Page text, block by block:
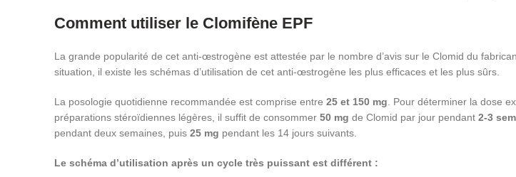
Comment utiliser le Clomifène EPF
La grande popularité de cet anti-œstrogène est attestée par le nombre d’avis sur le Clomid du
situation, il existe les schémas d’utilisation de cet anti-œstrogène les plus efficaces et les plus sûrs.
La posologie quotidienne recommandée est comprise entre 25 et 150 mg. Pour déterminer la dose
préparations stéroïdiennes légères, il suffit de consommer 50 mg de Clomid par jour pendant 2-3
pendant deux semaines, puis 25 mg pendant les 14 jours suivants.
Le schéma d’utilisation après un cycle très puissant est différent :